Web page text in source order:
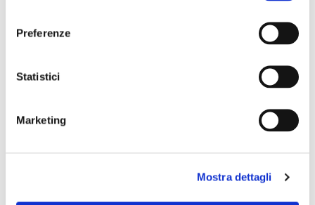
Preferenze
Statistici
Marketing
Mostra dettagli